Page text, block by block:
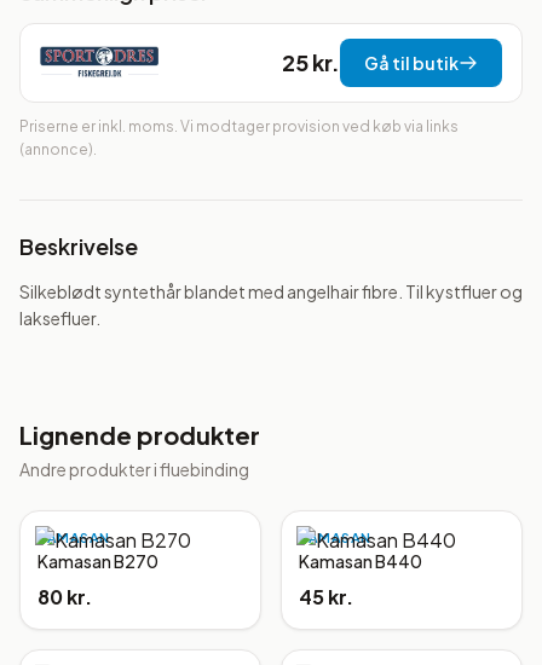
25 kr. Gå til butik
Priserne er inkl. moms. Vi modtager provision ved køb via links
(annonce).
Beskrivelse
Silkeblødt syntethår blandet med angelhair fibre. Til kystfluer og
laksefluer.
Lignende produkter
Andre produkter ifluebinding
KAMASAN
Kamasan B270
80 kr.
KAMASAN
Kamasan B440
45 kr.